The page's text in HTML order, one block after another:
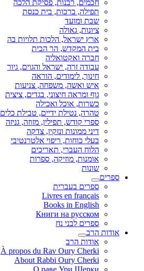
חכמים, רבנות, פסיקת הלכה
תפילה, ברכות, בית כנסת
שבת ומועד
ציונות, גאולה
ארץ ישראל, הלכות תלויות בה
בית המקדש, הר הבית
חברה ואקטואליה
עבודה זרה, ישראל והגוים, גיור
חינוך, לימודים, הוראה
איש ואשה, משפחה, צניעות
גוף ומראה חיצוני, בגדים, ציצית
כשרות, אוכל ואכילה
טהרה, נטילת ידיים, טבילת כלים
ספרי קודש, תפילין, מזוזה, גניזה
דיני ממונות ונזקין, צדקה
בעלי כוחות, ריפוי אלטרנטיבי
הלוח העברי, תאריכים
אומנות, מוזיקה, ספרות
שונות
ספרים
ספרים בעברית
Livres en français
Books in English
Книги на русском
ספרים לבני נח
אודות הרב
אודות הרב
À propos du Rav Oury Cherki
About Rabbi Oury Cherki
О раве Ури Шерки